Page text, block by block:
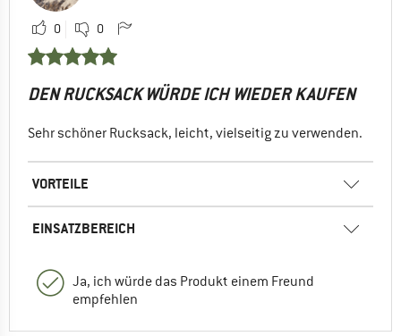
0 0
DEN RUCKSACK WÜRDE ICH WIEDER KAUFEN
Sehr schöner Rucksack, leicht, vielseitig zu verwenden.
VORTEILE
EINSATZBEREICH
Ja, ich würde das Produkt einem Freund
empfehlen